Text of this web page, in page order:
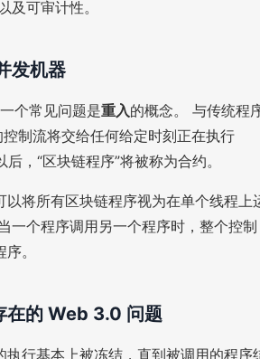
可审计性。
发机器
个常见问题是重入的概念。 与传统程
控制流将交给任何给定时刻正在执行
，“区块链程序”将被称为合约。
以将所有区块链程序视为在单个线程上
一个程序调用另一个程序时，整个控制
。
在的 Web 3.0 问题
执行基本上被冻结，直到被调用的程序